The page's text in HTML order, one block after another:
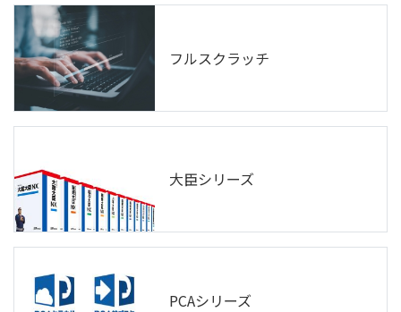
フルスクラッチ
大臣シリーズ
PCAシリーズ